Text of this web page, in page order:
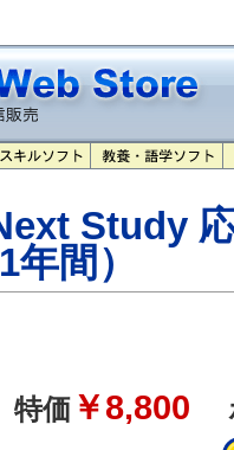
Study
年間）
特価 ￥8,800